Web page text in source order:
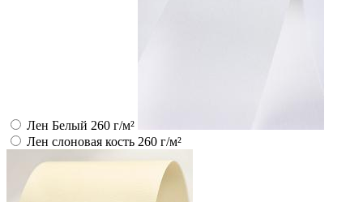
Лен Белый 260 г/м²
Лен слоновая кость 260 г/м²